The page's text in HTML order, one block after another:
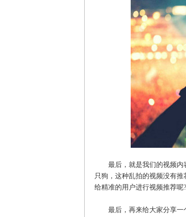
最后，就是我们的视频内
只狗，这种乱拍的视频没有
给精准的用户进行视频推荐呢?
最后，再来给大家分享一